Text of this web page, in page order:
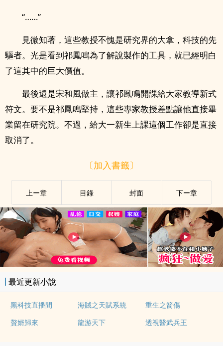
“……”
見微知著，這些教授不愧是研究界的大拿，科技的先
驅者。光是看到祁鳳鳴為了解說製作的工具，就已經明白
了這其中的巨大價值。
最後還是宋和風做主，讓祁鳳鳴開課給大家教導新式
符文。要不是祁鳳鳴堅持，這些專家教授差點讓他直接畢
業留在研究院。不過，給大一新生上課這個工作卻是直接
取消了。
〔加入書籤〕
上ー章 目錄 封面 下ー章
最近更新小說
黑科技直播間 海賊之天賦系統
重生之箭傷
贅婿歸來
龍游天下 透視醫武兵王